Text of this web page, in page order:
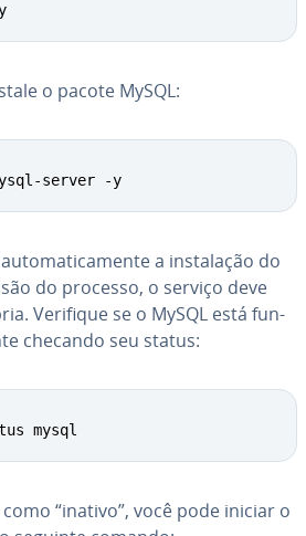
o pacote MySQL:
server -y
a ins­ta­la­ção do
do processo, o serviço deve
Verifique se o MySQL está fun­
checando seu status:
mysql
“inativo”, você pode iniciar o